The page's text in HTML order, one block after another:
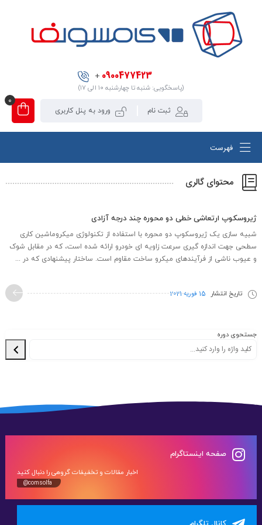
0900477423
+
(پاسخگویی: شنبه تا چهارشنبه ۱۰ الی ۱۷)
ثبت نام ورود به پنل کاربری
0
فهرست
محتوای گالری
ژیروسکوپ ارتعاشی خطی دو محوره چند درجه آزادی
شبیه سازی یک ژیروسکوپ دو محوره با استفاده از تکنولوژی میکروماشین کاری
سطحی جهت اندازه­ گیری سرعت زاویه­ ای خودرو ارائه شده است، که در مقابل شوک
و عیوب ناشی از فرآیندهای میکرو ساخت مقاوم است. ساختار پیشنهادی که در ...
تاریخ انتشار 15 فوریه 2021
جستحوی دوره
صفحه اینستاگرام
اخبار مقالات و تخفیفات گروهی را دنبال کنید
@comsolfa